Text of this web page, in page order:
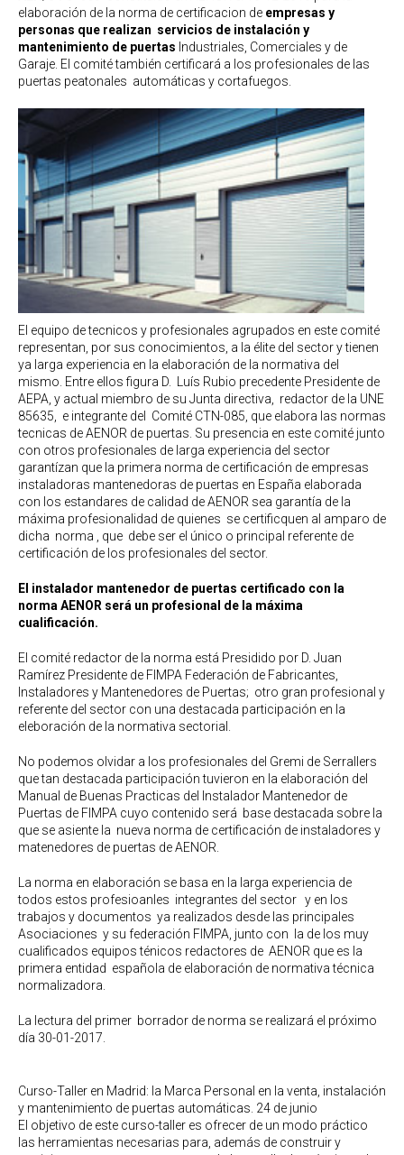
elaboración de la norma de certificacion de empresas y
personas que realizan servicios de instalación y
mantenimiento de puertas Industriales, Comerciales y de
Garaje. El comité también certificará a los profesionales de las
puertas peatonales automáticas y cortafuegos.
El equipo de tecnicos y profesionales agrupados en este comité
representan, por sus conocimientos, a la élite del sector y tienen
ya larga experiencia en la elaboración de la normativa del
mismo. Entre ellos figura D. Luís Rubio precedente Presidente de
AEPA, y actual miembro de su Junta directiva, redactor de la UNE
85635, e integrante del Comité CTN-085, que elabora las normas
tecnicas de AENOR de puertas. Su presencia en este comité junto
con otros profesionales de larga experiencia del sector
garantízan que la primera norma de certificación de empresas
instaladoras mantenedoras de puertas en España elaborada
con los estandares de calidad de AENOR sea garantía de la
máxima profesionalidad de quienes se certificquen al amparo de
dicha norma , que debe ser el único o principal referente de
certificación de los profesionales del sector.
El instalador mantenedor de puertas certificado con la
norma AENOR será un profesional de la máxima
cualificación.
El comité redactor de la norma está Presidido por D. Juan
Ramírez Presidente de FIMPA Federación de Fabricantes,
Instaladores y Mantenedores de Puertas; otro gran profesional y
referente del sector con una destacada participación en la
eleboración de la normativa sectorial.
No podemos olvidar a los profesionales del Gremi de Serrallers
que tan destacada participación tuvieron en la elaboración del
Manual de Buenas Practicas del Instalador Mantenedor de
Puertas de FIMPA cuyo contenido será base destacada sobre la
que se asiente la nueva norma de certificación de instaladores y
matenedores de puertas de AENOR.
La norma en elaboración se basa en la larga experiencia de
todos estos profesioanles integrantes del sector y en los
trabajos y documentos ya realizados desde las principales
Asociaciones y su federación FIMPA, junto con la de los muy
cualificados equipos ténicos redactores de AENOR que es la
primera entidad española de elaboración de normativa técnica
normalizadora.
La lectura del primer borrador de norma se realizará el próximo
día 30-01-2017.
Curso-Taller en Madrid: la Marca Personal en la venta, instalación
y mantenimiento de puertas automáticas. 24 de junio
El objetivo de este curso-taller es ofrecer de un modo práctico
las herramientas necesarias para, además de construir y